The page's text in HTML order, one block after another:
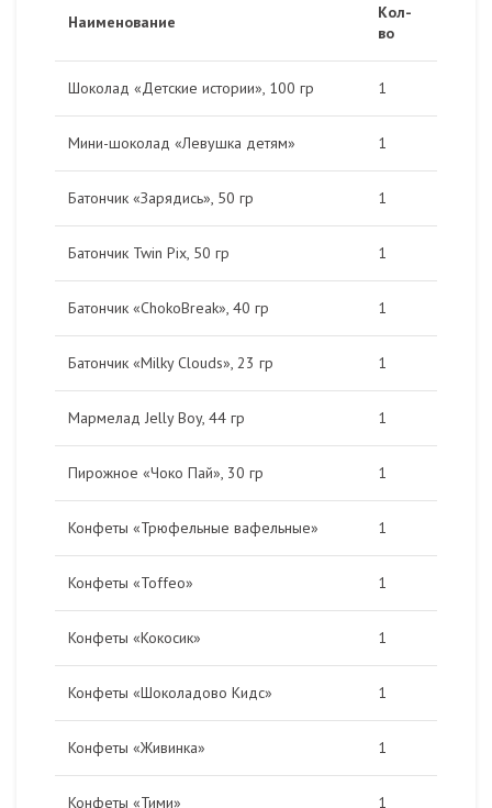
Наименование
Кол-
во
Шоколад «Детские истории», 100 гр 1
Мини-шоколад «Левушка детям» 1
Батончик «Зарядись», 50 гр 1
Батончик Twin Pix, 50 гр 1
Батончик «ChokoBreak», 40 гр 1
Батончик «Milky Clouds», 23 гр 1
Мармелад Jelly Boy, 44 гр 1
Пирожное «Чоко Пай», 30 гр 1
Конфеты «Трюфельные вафельные» 1
Конфеты «Toffeo» 1
Конфеты «Кокосик» 1
Конфеты «Шоколадово Кидс» 1
Конфеты «Живинка» 1
Конфеты «Тими» 1